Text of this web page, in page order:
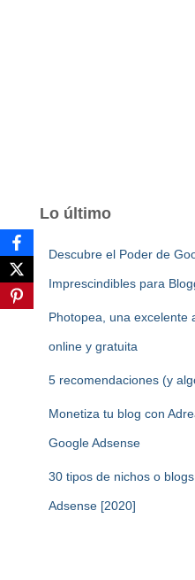
Lo último
Descubre el Poder de
Imprescindibles para
Photopea, una excelente
online y gratuita
5 recomendaciones (y
Monetiza tu blog con
Google Adsense
30 tipos de nichos o
Adsense [2020]